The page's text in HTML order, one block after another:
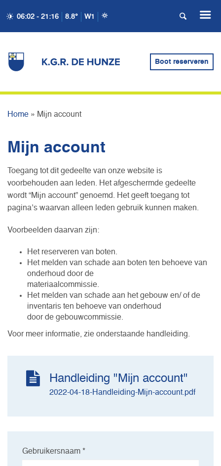
06:02 - 21:16 8.8° W1
Boot reserveren
Home » Mijn account
Mijn account
Toegang tot dit gedeelte van onze website is
voorbehouden aan leden. Het afgeschermde gedeelte
wordt “Mijn account” genoemd. Het geeft toegang tot
pagina’s waarvan alleen leden gebruik kunnen maken.
Voorbeelden daarvan zijn:
Het reserveren van boten.
Het melden van schade aan boten ten behoeve van
onderhoud door de
materiaalcommissie.
Het melden van schade aan het gebouw en/ of de
inventaris ten behoeve van onderhoud
door de gebouwcommissie.
Voor meer informatie, zie onderstaande handleiding.
Handleiding "Mijn account"
2022-04-18-Handleiding-Mijn-account.pdf
Gebruikersnaam *